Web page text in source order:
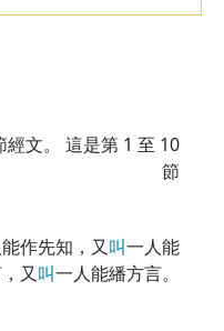
經文。 這是第 1 至 10
節
作先知，又叫一人能
又叫一人能繙方言。